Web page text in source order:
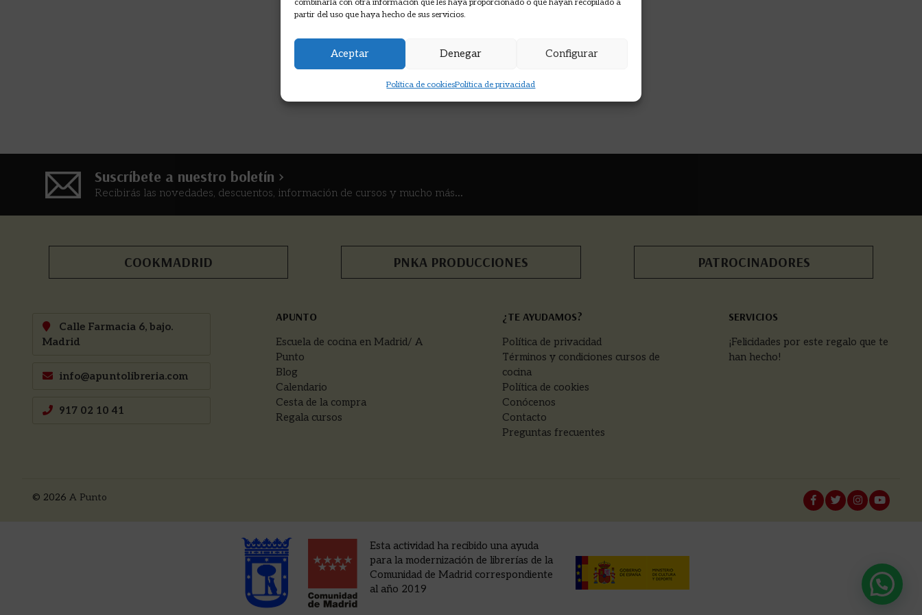
combinarla con otra información que les haya proporcionado o que hayan recopilado a
partir del uso que haya hecho de sus servicios.
Aceptar Denegar Configurar
Política de cookiesPolítica de privacidad
Suscríbete a nuestro boletín >
Recibirás las novedades, descuentos, información de cursos y mucho más...
COOKMADRID PNKA PRODUCCIONES PATROCINADORES
Calle Farmacia 6, bajo.
Madrid
info@apuntolibreria.com
917 02 10 41
APUNTO
Escuela de cocina en Madrid/ A
Punto
Blog
Calendario
Cesta de la compra
Regala cursos
¿TE AYUDAMOS?
Política de privacidad
Términos y condiciones cursos de
cocina
Política de cookies
Conócenos
Contacto
Preguntas frecuentes
SERVICIOS
¡Felicidades por este regalo que te
han hecho!
© 2026 A Punto
Esta actividad ha recibido una ayuda
para la modernización de librerías de la
Comunidad de Madrid correspondiente
al año 2019